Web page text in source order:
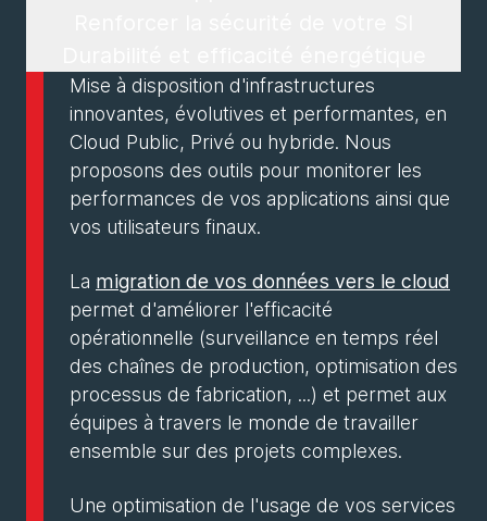
Mise à disposition d'infrastructures
innovantes, évolutives et performantes, en
Cloud Public, Privé ou hybride. Nous
proposons des outils pour monitorer les
performances de vos applications ainsi que
vos utilisateurs finaux.
La migration de vos données vers le cloud
permet d'améliorer l'efficacité
opérationnelle (surveillance en temps réel
des chaînes de production, optimisation des
processus de fabrication, ...) et permet aux
équipes à travers le monde de travailler
ensemble sur des projets complexes.
Une optimisation de l'usage de vos services